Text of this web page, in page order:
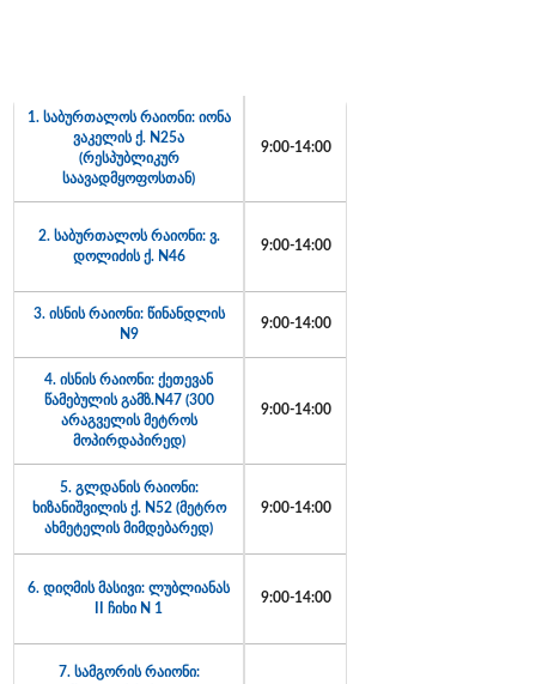
1. საბურთალოს რაიონი: იონა
ვაკელის ქ. N25ა
(რესპუბლიკურ
საავადმყოფოსთან)
9:00-14:00
2. საბურთალოს რაიონი: ვ.
დოლიძის ქ. N46
9:00-14:00
3. ისნის რაიონი: წინანდლის
N9
9:00-14:00
4. ისნის რაიონი: ქეთევან
წამებულის გამზ.N47 (300
არაგველის მეტროს
მოპირდაპირედ)
9:00-14:00
5. გლდანის რაიონი:
ხიზანიშვილის ქ. N52 (მეტრო
ახმეტელის მიმდებარედ)
9:00-14:00
6. დიღმის მასივი: ლუბლიანას
II ჩიხი N 1
9:00-14:00
7. სამგორის რაიონი: